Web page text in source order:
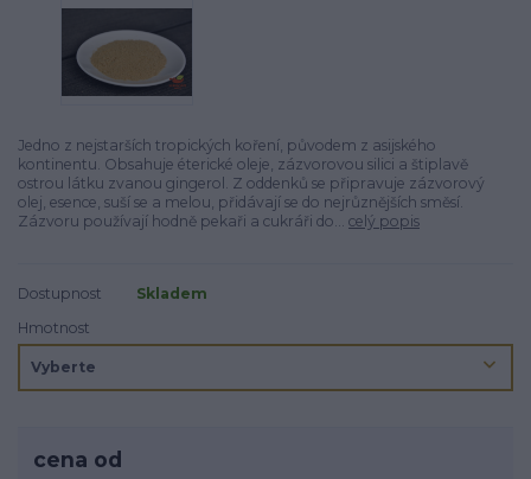
Jedno z nejstarších tropických koření, původem z asijského
kontinentu. Obsahuje éterické oleje, zázvorovou silici a štiplavě
ostrou látku zvanou gingerol. Z oddenků se připravuje zázvorový
olej, esence, suší se a melou, přidávají se do nejrůznějších směsí.
Zázvoru používají hodně pekaři a cukráři do... celý popis
Dostupnost
Skladem
Hmotnost
cena od